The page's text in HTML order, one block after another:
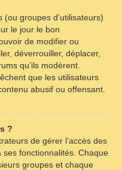
groupes d’utilisateurs)
le jour le bon
de modifier ou
déverrouiller, déplacer,
qu’ils modèrent.
que les utilisateurs
abusif ou offensant.
?
de gérer l’accès des
fonctionnalités. Chaque
groupes et chaque